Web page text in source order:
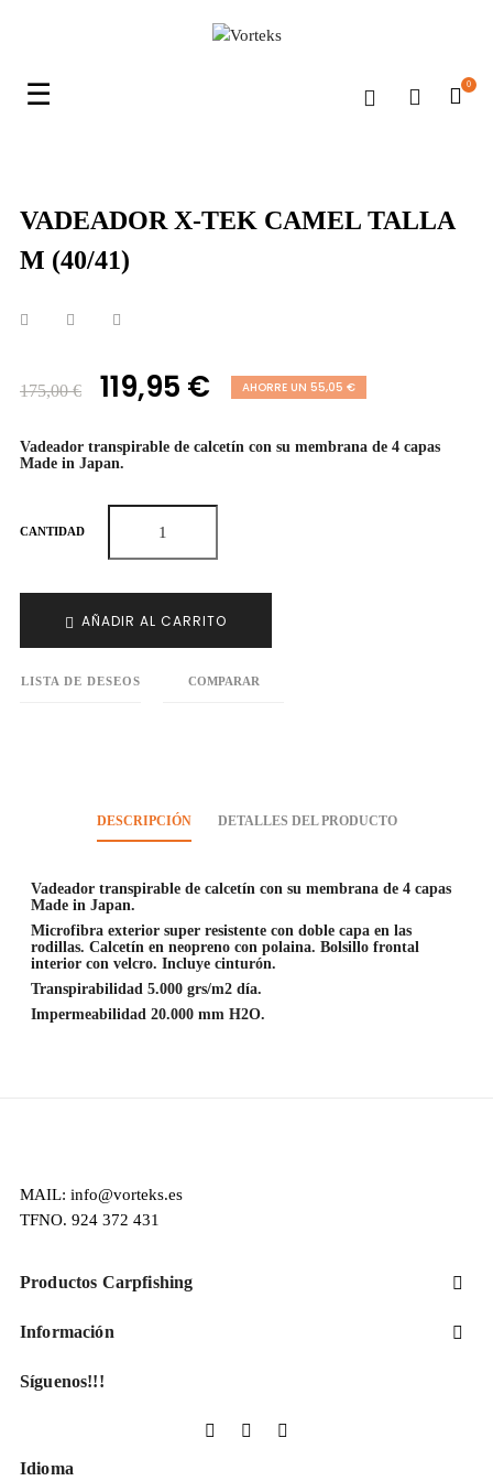
Navegación
☰ 0
VADEADOR X-TEK CAMEL TALLA
M (40/41)
175,00 € 119,95 € AHORRE UN 55,05 €
Vadeador transpirable de calcetín con su membrana de 4 capas
Made in Japan.
CANTIDAD
AÑADIR AL CARRITO
LISTA DE DESEOS COMPARAR
DESCRIPCIÓN DETALLES DEL PRODUCTO
Vadeador transpirable de calcetín con su membrana de 4 capas
Made in Japan.
Microfibra exterior super resistente con doble capa en las
rodillas. Calcetín en neopreno con polaina. Bolsillo frontal
interior con velcro. Incluye cinturón.
Transpirabilidad 5.000 grs/m2 día.
Impermeabilidad 20.000 mm H2O.
MAIL: info@vorteks.es
TFNO. 924 372 431
Productos Carpfishing 
Información 
Síguenos!!!
Idioma